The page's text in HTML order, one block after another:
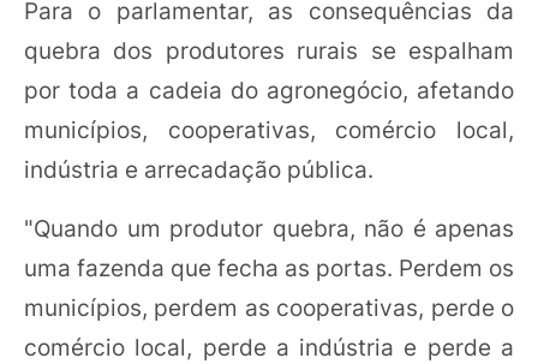
Para o parlamentar, as consequências da
quebra dos produtores rurais se espalham
por toda a cadeia do agronegócio, afetando
municípios, cooperativas, comércio local,
indústria e arrecadação pública.
"Quando um produtor quebra, não é apenas
uma fazenda que fecha as portas. Perdem os
municípios, perdem as cooperativas, perde o
comércio local, perde a indústria e perde a